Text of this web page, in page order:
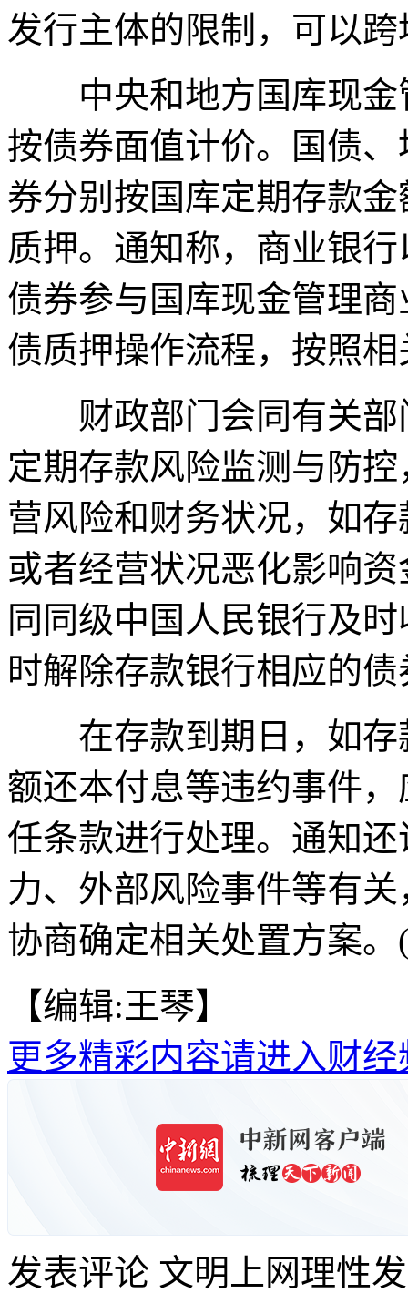
发行主体的限制，可以
中央和地方国库现金
按债券面值计价。国债
券分别按国库定期存款金
质押。通知称，商业银
债券参与国库现金管理
债质押操作流程，按照
财政部门会同有关部
定期存款风险监测与防
营风险和财务状况，如
或者经营状况恶化影响
同同级中国人民银行及
时解除存款银行相应的
在存款到期日，如存
额还本付息等违约事件
任条款进行处理。通知
力、外部风险事件等有
协商确定相关处置方案。
【编辑:王琴】
更多精彩内容请进入财经
发表评论 文明上网理性